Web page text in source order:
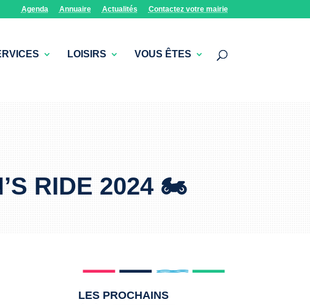
Agenda Annuaire Actualités Contactez votre mairie
LOISIRS VOUS ÊTES
RIDE 2024 🏍️
LES PROCHAINS